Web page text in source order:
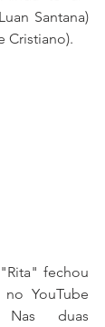
Santana)
Cristiano).
fechou
YouTube
duas